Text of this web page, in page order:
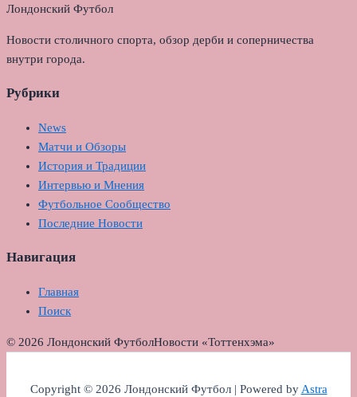
Лондонский Футбол
Новости столичного спорта, обзор дерби и соперничества
внутри города.
Рубрики
News
Матчи и Обзоры
История и Традиции
Интервью и Мнения
Футбольное Сообщество
Последние Новости
Навигация
Главная
Поиск
© 2026 Лондонский ФутболНовости «Тоттенхэма»
Copyright © 2026 Лондонский Футбол | Powered byAstra